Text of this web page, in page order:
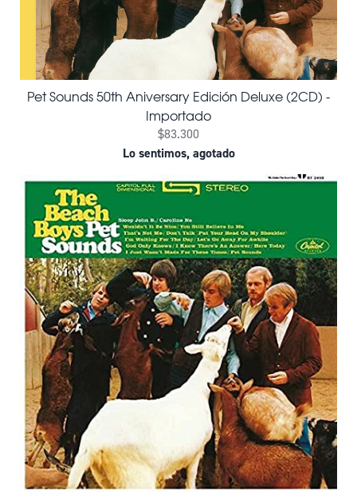
Pet Sounds 50th Aniversary Edición Deluxe (2CD) -
Importado
$83.300
Lo sentimos, agotado